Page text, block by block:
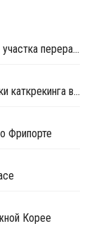
Главгосэкспертиза одобрила реконструкцию участка переработки углеводородного сырья для полимеров на ЗапСибНефтехиме
Chevron возобновляет работу НПЗ и установки каткрекинга в Пасадене
Фрипорте
Корее